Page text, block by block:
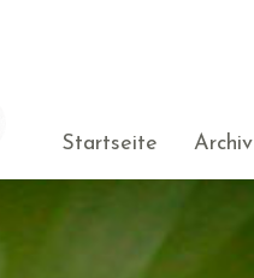
Startseite Archiv